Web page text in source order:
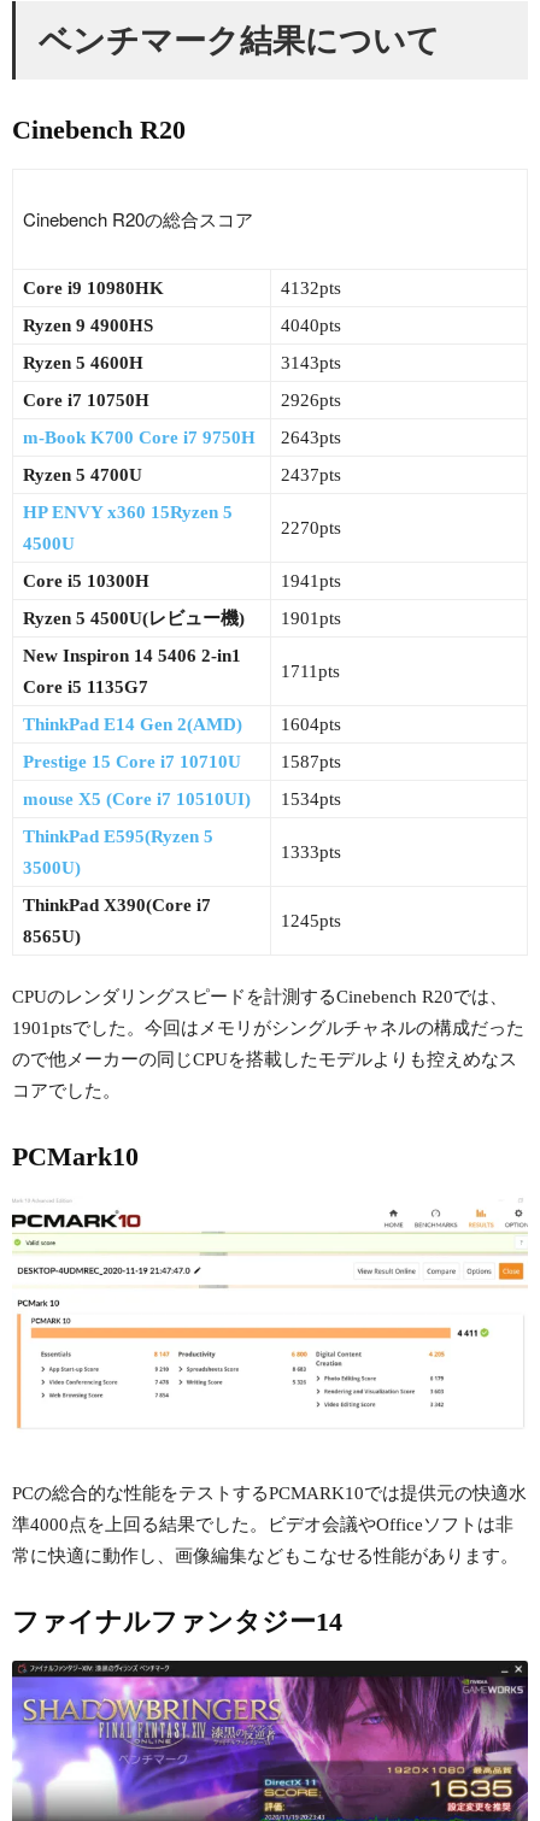
ベンチマーク結果について
Cinebench R20
Cinebench R20の総合スコア
Core i9 10980HK
4132pts
Ryzen 9 4900HS
4040pts
Ryzen 5 4600H
3143pts
Core i7 10750H
2926pts
m-Book K700 Core i7 9750H
2643pts
Ryzen 5 4700U
2437pts
HP ENVY x360 15Ryzen 5
4500U
2270pts
Core i5 10300H
1941pts
Ryzen 5 4500U(レビュー機)
1901pts
New Inspiron 14 5406 2-in1
Core i5 1135G7
1711pts
ThinkPad E14 Gen 2(AMD)
1604pts
Prestige 15 Core i7 10710U
1587pts
mouse X5 (Core i7 10510UI)
1534pts
ThinkPad E595(Ryzen 5
3500U)
1333pts
ThinkPad X390(Core i7
8565U)
1245pts
CPUのレンダリングスピードを計測するCinebench R20では、
1901ptsでした。今回はメモリがシングルチャネルの構成だった
ので他メーカーの同じCPUを搭載したモデルよりも控えめなス
コアでした。
PCMark10
PCの総合的な性能をテストするPCMARK10では提供元の快適水
準4000点を上回る結果でした。ビデオ会議やOfficeソフトは非
常に快適に動作し、画像編集などもこなせる性能があります。
ファイナルファンタジー14